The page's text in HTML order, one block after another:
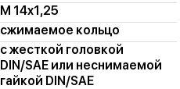
M 14x1,25
сжимаемое кольцо
с жесткой головкой
DIN/SAE или неснимаемой
гайкой DIN/SAE